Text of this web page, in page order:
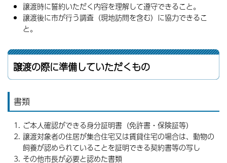
譲渡時に誓約いただく内容を理解して遵守できること。
譲渡後に市が行う調査（現地訪問を含む）に協力できるこ
と。
譲渡の際に準備していただくもの
書類
ご本人確認ができる身分証明書（免許書・保険証等）
譲渡対象者の住居が集合住宅又は賃貸住宅の場合は、動物の
飼養が認められていることを証明できる契約書等の写し
その他市長が必要と認めた書類